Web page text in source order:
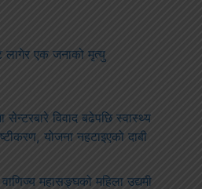
लागेर एक जनाको मृत्यु
सेन्टरबारे विवाद बढेपछि स्वास्थ्य
योजना नहटाइएको दाबी
महासङ्घको महिला उद्यमी